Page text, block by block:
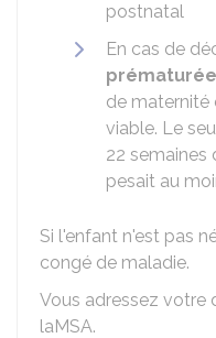
postnatal
En cas de
prématurée
de maternité
viable. Le
22
pesait au
Si l'enfant n'est pas
congé de maladie.
Vous adressez votre
laMSA.